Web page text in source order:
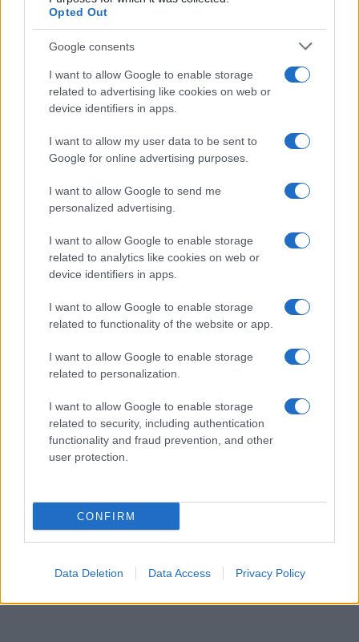
Opted Out
Google consents
I want to allow Google to enable storage
related to advertising like cookies on web or
device identifiers in apps.
I want to allow my user data to be sent to
Google for online advertising purposes.
I want to allow Google to send me
personalized advertising.
I want to allow Google to enable storage
related to analytics like cookies on web or
device identifiers in apps.
I want to allow Google to enable storage
related to functionality of the website or app.
I want to allow Google to enable storage
related to personalization.
I want to allow Google to enable storage
related to security, including authentication
functionality and fraud prevention, and other
user protection.
CONFIRM
Data Deletion Data Access Privacy Policy
bizalmasa